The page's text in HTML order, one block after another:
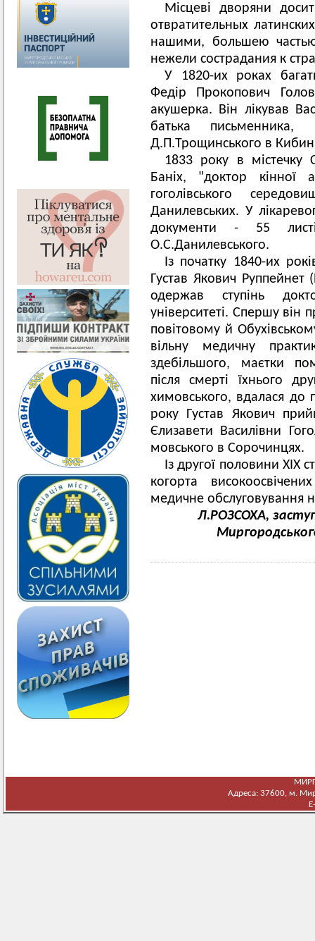
Місцеві дворяни
отвратительных
нашими, большею
нежели сострадания к
У 1820-их роках
Федір Прокопович
акушерка. Він лікував
батька
Д.П.Трощинського в
1833 року в містечку
Баніх, "доктор кінної
гоголівського
Данилевських. У
документи - 55
О.С.Данилевського.
Із початку 1840-их
Густав Якович Руппейнет
одержав ступінь
університеті. Спершу
повітовому й
вільну медичну
здебільшого, маєтки
після смерті їхнього
химовського, вдалася до
року Густав Якович
Єлизавети Василівни
мовського в Сорочинцях.
Із другої половини ХІХ
когорта
медичне обслуговування
Л.РОЗСОХА,
Адреса: 37600, м.